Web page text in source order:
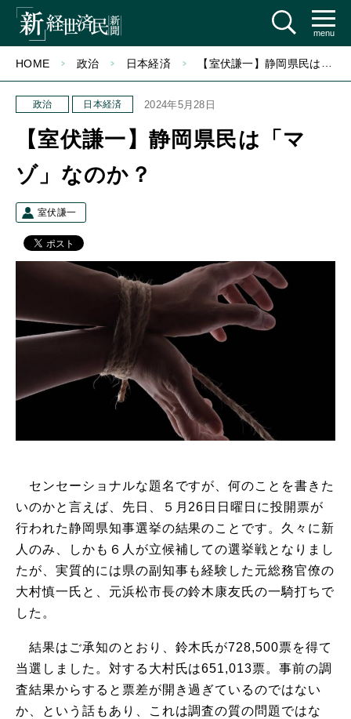
menu
HOME 政治 日本経済 【室伏謙一】静岡県民は「マゾ」なのか？
政治 日本経済 2024年5月28日
【室伏謙一】静岡県民は「マ
ゾ」なのか？
室伏謙一
センセーショナルな題名ですが、何のことを書きた
いのかと言えば、先日、５月26日日曜日に投開票が
行われた静岡県知事選挙の結果のことです。久々に新
人のみ、しかも６人が立候補しての選挙戦となりまし
たが、実質的には県の副知事も経験した元総務官僚の
大村慎一氏と、元浜松市長の鈴木康友氏の一騎打ちで
した。
結果はご承知のとおり、鈴木氏が728,500票を得て
当選しました。対する大村氏は651,013票。事前の調
査結果からすると票差が開き過ぎているのではない
か、という話もあり、これは調査の質の問題ではな